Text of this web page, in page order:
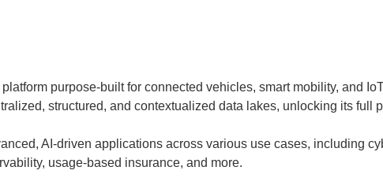
purpose-built for connected vehicles, smart mobility, and
structured, and contextualized data lakes, unlocking its full
AI-driven applications across various use cases, including
usage-based insurance, and more.